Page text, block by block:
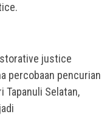
justice
percobaan pencurian
Tapanuli Selatan,